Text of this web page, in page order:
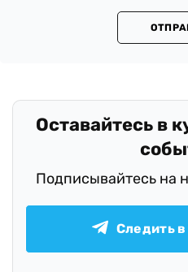
Оставайтесь в
Подписывайтесь на
Следить